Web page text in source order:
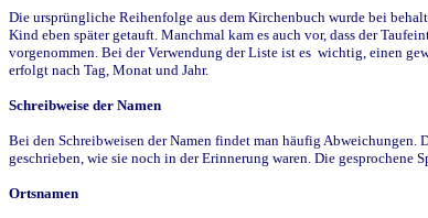
Die ursprüngliche Reihenfolge aus dem Kirchenbuch wurde bei
Kind eben später getauft. Manchmal kam es auch vor, dass der
vorgenommen. Bei der Verwendung der Liste ist es wichtig, einen
erfolgt nach Tag, Monat und Jahr.
Schreibweise der Namen
Bei den Schreibweisen der Namen findet man häufig Abweichungen.
geschrieben, wie sie noch in der Erinnerung waren. Die
Ortsnamen